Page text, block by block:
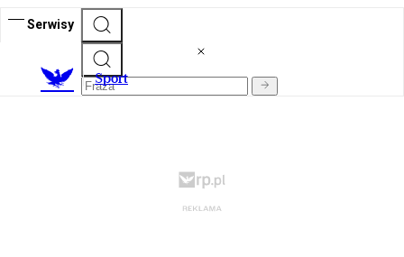
Serwisy
Sport